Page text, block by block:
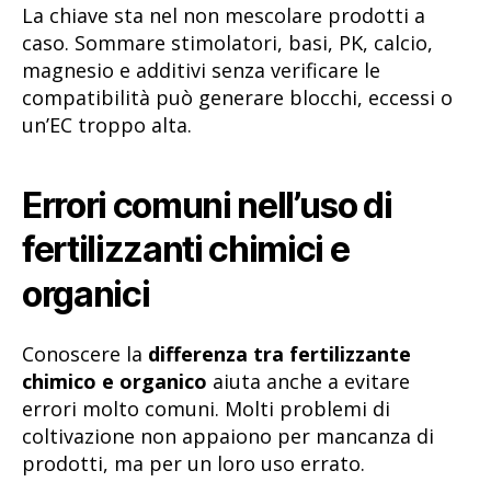
La chiave sta nel non mescolare prodotti a
caso. Sommare stimolatori, basi, PK, calcio,
magnesio e additivi senza verificare le
compatibilità può generare blocchi, eccessi o
un’EC troppo alta.
Errori comuni nell’uso di
fertilizzanti chimici e
organici
Conoscere la differenza tra fertilizzante
chimico e organico aiuta anche a evitare
errori molto comuni. Molti problemi di
coltivazione non appaiono per mancanza di
prodotti, ma per un loro uso errato.